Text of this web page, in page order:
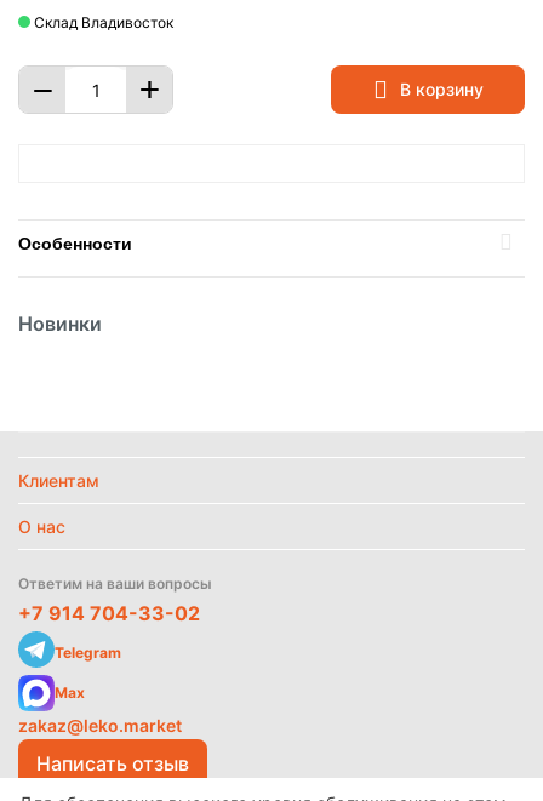
Склад Владивосток
+
− В корзину
Особенности
Вид
Найти похожие
Новинки
Клиентам
О нас
Ответим на ваши вопросы
+7 914 704-33-02
Telegram
Max
zakaz@leko.market
Написать отзыв
данных